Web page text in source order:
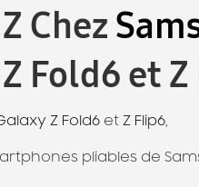
Chez
Fold6 et
Z Fold6 et Z Flip6,
pliables de